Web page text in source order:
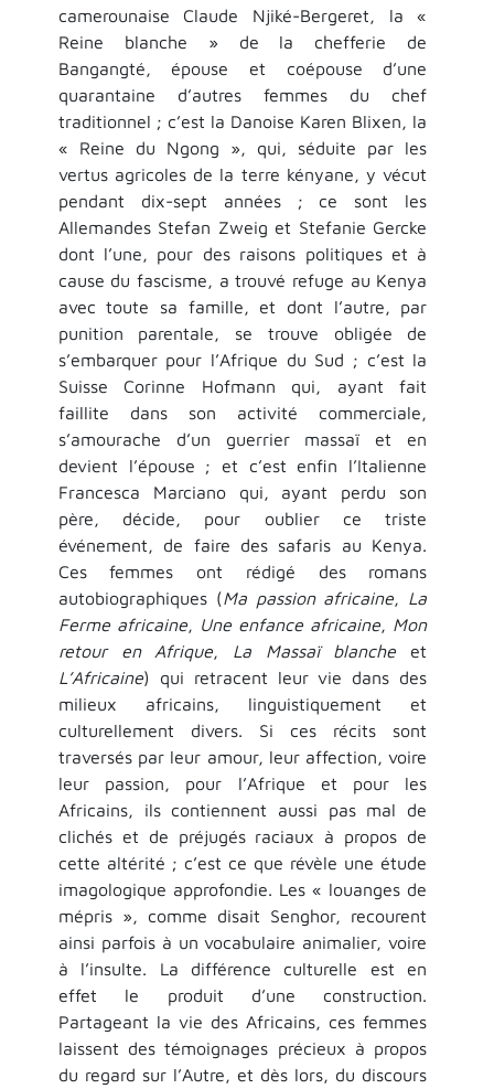
camerounaise Claude Njiké-Bergeret, la «
Reine blanche » de la chefferie de
Bangangté, épouse et coépouse d’une
quarantaine d’autres femmes du chef
traditionnel ; c’est la Danoise Karen Blixen, la
« Reine du Ngong », qui, séduite par les
vertus agricoles de la terre kényane, y vécut
pendant dix-sept années ; ce sont les
Allemandes Stefan Zweig et Stefanie Gercke
dont l’une, pour des raisons politiques et à
cause du fascisme, a trouvé refuge au Kenya
avec toute sa famille, et dont l’autre, par
punition parentale, se trouve obligée de
s’embarquer pour l’Afrique du Sud ; c’est la
Suisse Corinne Hofmann qui, ayant fait
faillite dans son activité commerciale,
s’amourache d’un guerrier massaï et en
devient l’épouse ; et c’est enfin l’Italienne
Francesca Marciano qui, ayant perdu son
père, décide, pour oublier ce triste
événement, de faire des safaris au Kenya.
Ces femmes ont rédigé des romans
autobiographiques (Ma passion africaine, La
Ferme africaine, Une enfance africaine, Mon
retour en Afrique, La Massaï blanche et
L’Africaine) qui retracent leur vie dans des
milieux africains, linguistiquement et
culturellement divers. Si ces récits sont
traversés par leur amour, leur affection, voire
leur passion, pour l’Afrique et pour les
Africains, ils contiennent aussi pas mal de
clichés et de préjugés raciaux à propos de
cette altérité ; c’est ce que révèle une étude
imagologique approfondie. Les « louanges de
mépris », comme disait Senghor, recourent
ainsi parfois à un vocabulaire animalier, voire
à l’insulte. La différence culturelle est en
effet le produit d’une construction.
Partageant la vie des Africains, ces femmes
laissent des témoignages précieux à propos
du regard sur l’Autre, et dès lors, du discours